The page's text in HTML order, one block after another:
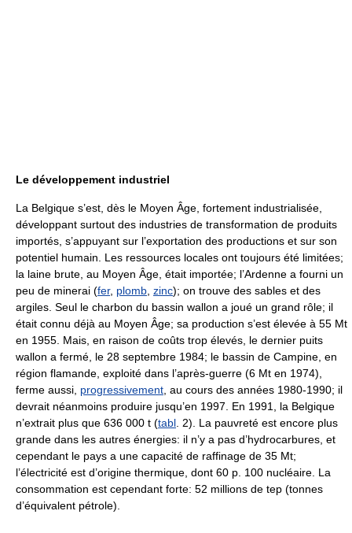
Le développement industriel
La Belgique s’est, dès le Moyen Âge, fortement industrialisée,
développant surtout des industries de transformation de produits
importés, s’appuyant sur l’exportation des productions et sur son
potentiel humain. Les ressources locales ont toujours été limitées;
la laine brute, au Moyen Âge, était importée; l’Ardenne a fourni un
peu de minerai (fer, plomb, zinc); on trouve des sables et des
argiles. Seul le charbon du bassin wallon a joué un grand rôle; il
était connu déjà au Moyen Âge; sa production s’est élevée à 55 Mt
en 1955. Mais, en raison de coûts trop élevés, le dernier puits
wallon a fermé, le 28 septembre 1984; le bassin de Campine, en
région flamande, exploité dans l’après-guerre (6 Mt en 1974),
ferme aussi, progressivement, au cours des années 1980-1990; il
devrait néanmoins produire jusqu’en 1997. En 1991, la Belgique
n’extrait plus que 636 000 t (tabl. 2). La pauvreté est encore plus
grande dans les autres énergies: il n’y a pas d’hydrocarbures, et
cependant le pays a une capacité de raffinage de 35 Mt;
l’électricité est d’origine thermique, dont 60 p. 100 nucléaire. La
consommation est cependant forte: 52 millions de tep (tonnes
d’équivalent pétrole).